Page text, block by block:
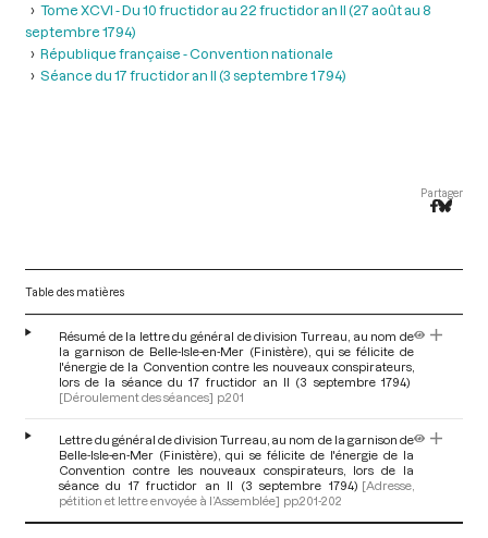
Tome XCVI - Du 10 fructidor au 22 fructidor an II (27 août au 8
septembre 1794)
République française - Convention nationale
Séance du 17 fructidor an II (3 septembre 1 794)
Partager
Table des matières
Résumé de la lettre du général de division Turreau, au nom de
la garnison de Belle-Isle-en-Mer (Finistère), qui se félicite de
l'énergie de la Convention contre les nouveaux conspirateurs,
lors de la séance du 17 fructidor an II (3 septembre 1794)
[Déroulement des séances] p.201
Lettre du général de division Turreau, au nom de la garnison de
Belle-Isle-en-Mer (Finistère), qui se félicite de l'énergie de la
Convention contre les nouveaux conspirateurs, lors de la
séance du 17 fructidor an II (3 septembre 1794) [Adresse,
pétition et lettre envoyée à l’Assemblée] pp.201-202